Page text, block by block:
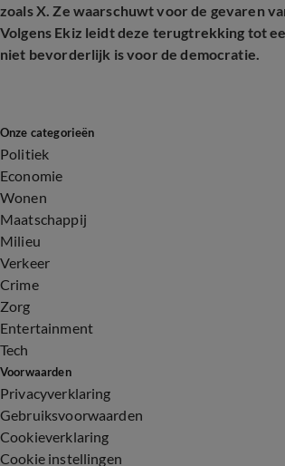
zoals X. Ze waarschuwt voor de gevaren
Volgens Ekiz leidt deze terugtrekking tot
niet bevorderlijk is voor de democratie.
Onze categorieën
Politiek
Economie
Wonen
Maatschappij
Milieu
Verkeer
Crime
Zorg
Entertainment
Tech
Voorwaarden
Privacyverklaring
Gebruiksvoorwaarden
Cookieverklaring
Cookie instellingen